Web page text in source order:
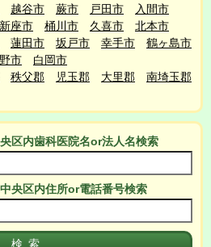
越谷市 蕨市 戸田市
入間市
新座市 桶川市 久喜市
北本市
蓮田市 坂戸市 幸手市
鶴ヶ島市
市
白岡市
秩父郡 児玉郡 大里郡
南埼玉郡
区内歯科医院名or法人名検索
央区内住所or電話番号検索